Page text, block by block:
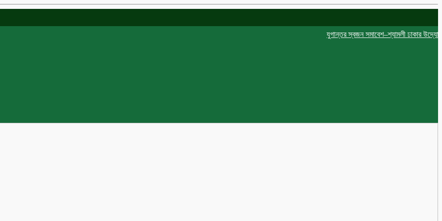
যুগান্তর স্বজন সমাবেশ–শ্যামলী ঢাকার উদ্যোগে